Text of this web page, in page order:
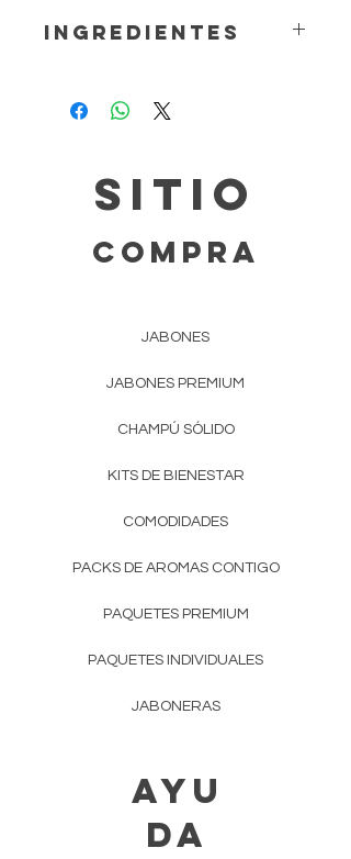
INGREDIENTES
HYDROXIDE, PRUNUS AMYGDALUS
TOCOPHEROLSITIO
COMPRA
JABONES
JABONES PREMIUM
CHAMPÚ SÓLIDO
KITS DE BIENESTAR
COMODIDADES
PACKS DE AROMAS CONTIGO
PAQUETES PREMIUM
PAQUETES INDIVIDUALES
JABONERAS
AYU
DA